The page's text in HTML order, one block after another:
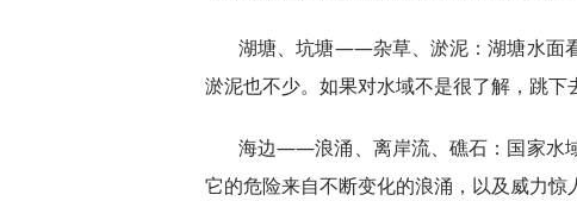
湖塘、坑塘——杂草、淤泥：湖塘水面
淤泥也不少。如果对水域不是很了解，跳下
海边——浪涌、离岸流、礁石：国家水
它的危险来自不断变化的浪涌，以及威力